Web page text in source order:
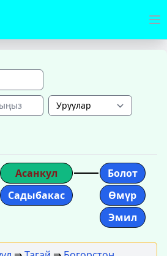
Асанкул
Болот
Садыбакас
Өмүр
Эмил